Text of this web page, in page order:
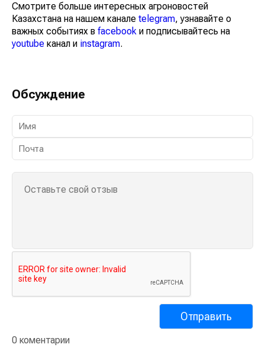
Смотрите больше интересных агроновостей
Казахстана на нашем канале telegram, узнавайте о
важных событиях в facebook и подписывайтесь на
youtube канал и instagram.
Обсуждение
0 коментарии